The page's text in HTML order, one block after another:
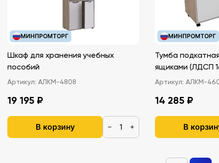
МИНПРОМТОРГ
Шкаф для хранения учебных
пособий
Артикул: АЛКМ-4808
19 195 ₽
В корзину − +
МИНПРОМТОРГ
Тумба
ящиками
Артикул: АЛКМ-
14 285 ₽
В